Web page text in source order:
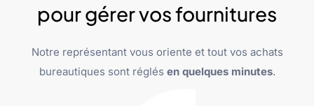
pour gérer vos fournitures
Notre représentant vous oriente et tout vos achats
bureautiques sont réglés en quelques minutes.